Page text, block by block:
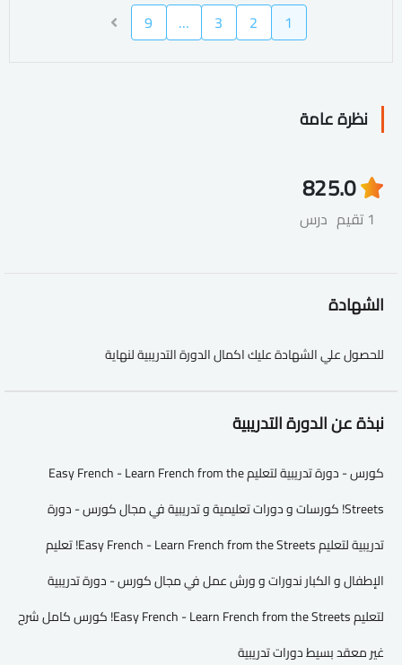
1
2
3
…
9
نظرة عامة
5.0
1 تقيم
82
درس
الشهادة
للحصول علي الشهادة عليك اكمال الدورة التدريبية لنهاية
نبذة عن الدورة التدريبية
كورس - دورة تدريبية لتعليم Easy French - Learn French from the
Streets! كورسات و دورات تعليمية و تدريبية في مجال كورس - دورة
تدريبية لتعليم Easy French - Learn French from the Streets! تعليم
الإطفال و الكبار ندورات و ورش عمل في مجال كورس - دورة تدريبية
لتعليم Easy French - Learn French from the Streets! كورس كامل شرح
غير معقد بسيط دورات تدريبية